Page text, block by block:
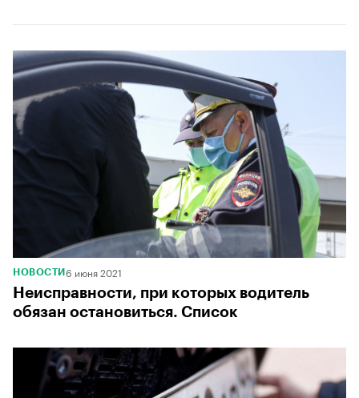
НОВОСТИ 6 июня 2021
Неисправности, при которых водитель
обязан остановиться. Список